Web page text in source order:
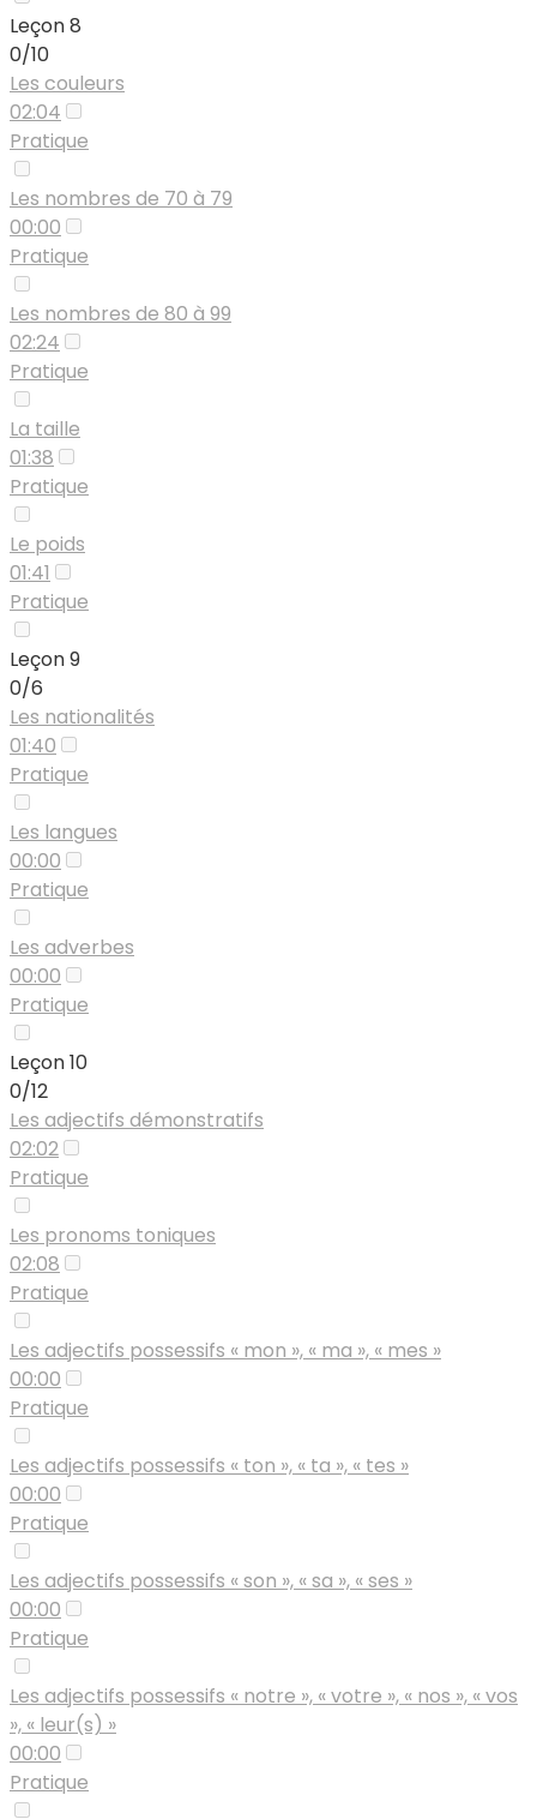
Leçon 8
0/10
Les couleurs
02:04
Pratique
Les nombres de 70 à 79
00:00
Pratique
Les nombres de 80 à 99
02:24
Pratique
La taille
01:38
Pratique
Le poids
01:41
Pratique
Leçon 9
0/6
Les nationalités
01:40
Pratique
Les langues
00:00
Pratique
Les adverbes
00:00
Pratique
Leçon 10
0/12
Les adjectifs démonstratifs
02:02
Pratique
Les pronoms toniques
02:08
Pratique
Les adjectifs possessifs « mon », « ma », « mes »
00:00
Pratique
Les adjectifs possessifs « ton », « ta », « tes »
00:00
Pratique
Les adjectifs possessifs « son », « sa », « ses »
00:00
Pratique
Les adjectifs possessifs « notre », « votre », « nos », « vos
», « leur(s) »
00:00
Pratique